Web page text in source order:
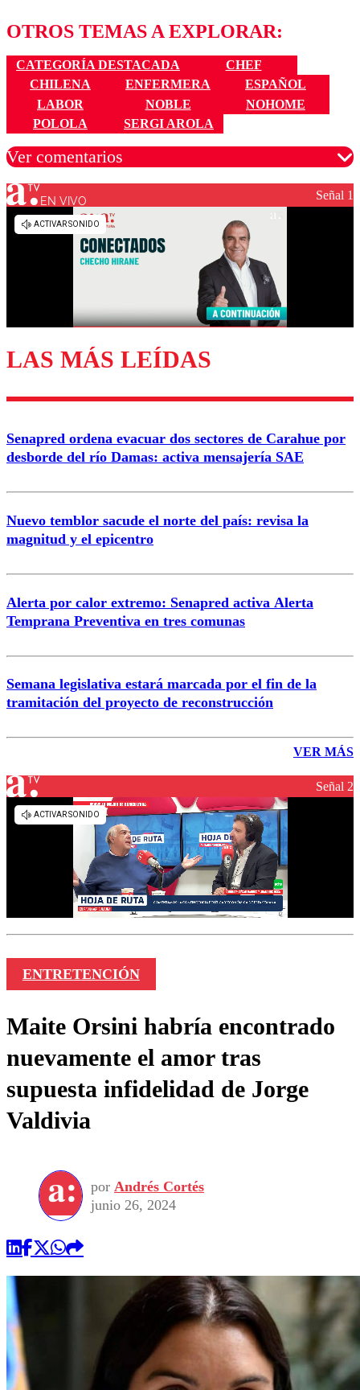
OTROS TEMAS A EXPLORAR:
CATEGORÍA DESTACADA
CHEF
CHILENA
ENFERMERA
ESPAÑOL
LABOR
NOBLE
NOHOME
POLOLA
SERGI AROLA
Ver comentarios
Los comentarios son moderados para garantizar un
diálogo respetuoso.
Enviar comentario
EN VIVO Señal 1
LAS MÁS LEÍDAS
Senapred ordena evacuar dos sectores de Carahue por
desborde del río Damas: activa mensajería SAE
Nuevo temblor sacude el norte del país: revisa la
magnitud y el epicentro
Alerta por calor extremo: Senapred activa Alerta
Temprana Preventiva en tres comunas
Semana legislativa estará marcada por el fin de la
tramitación del proyecto de reconstrucción
VER MÁS
Señal 2
ENTRETENCIÓN
Maite Orsini habría encontrado
nuevamente el amor tras
supuesta infidelidad de Jorge
Valdivia
por Andrés Cortés
junio 26, 2024